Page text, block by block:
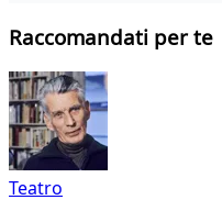
Raccomandati per te
Teatro